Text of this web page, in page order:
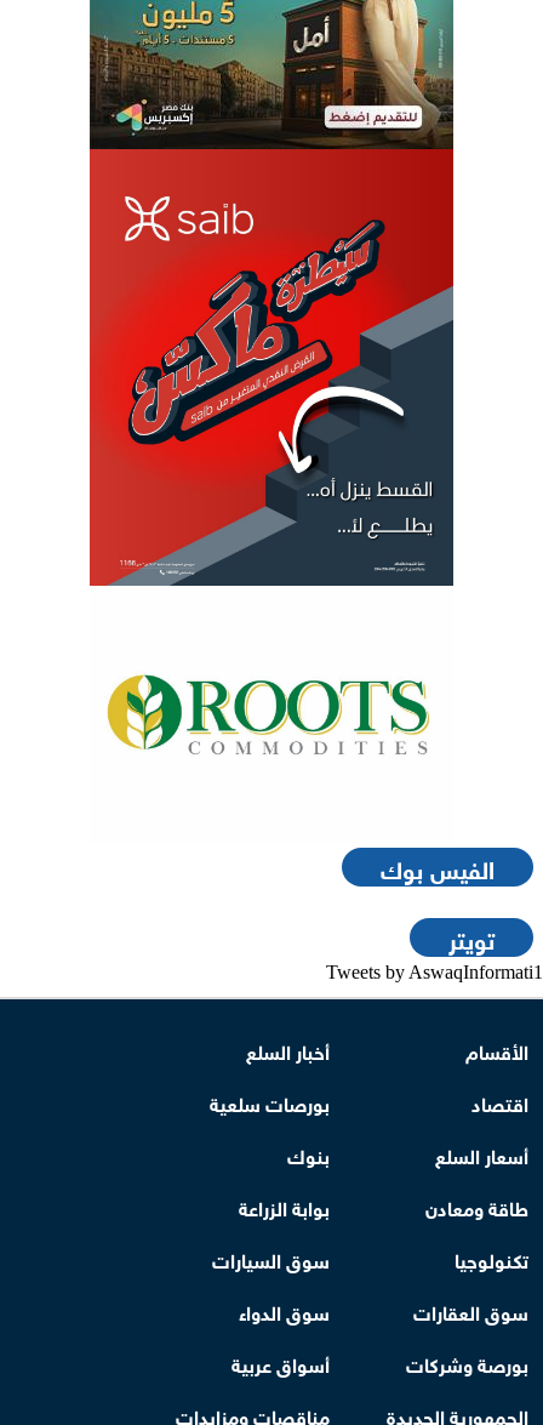
الفيس بوك
تويتر
Tweets by AswaqInformati1
الأقسام
أخبار السلع
اقتصاد
بورصات سلعية
أسعار السلع
بنوك
طاقة ومعادن
بوابة الزراعة
تكنولوجيا
سوق السيارات
سوق العقارات
سوق الدواء
بورصة وشركات
أسواق عربية
الجمهورية الجديدة
مناقصات ومزايدات